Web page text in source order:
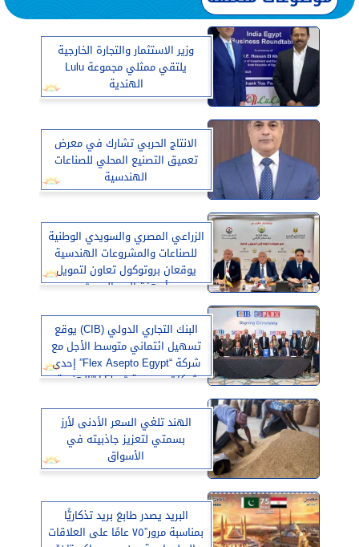
وزير الاستثمار والتجارة الخارجية
يلتقي ممثلي مجموعة Lulu
الهندية
الانتاج الحربي تشارك في معرض
تعميق التصنيع المحلي للصناعات
الهندسية
الزراعي المصري والسويدي الوطنية
للصناعات والمشروعات الهندسية
يوقعان بروتوكول تعاون لتمويل
أجهزة الري الحديث
البنك التجاري الدولي (CIB) يوقع
تسهيل ائتماني متوسط الأجل مع
شركة “Flex Asepto Egypt” إحدى
شركات مجموعة “U Flex”الهندية.
الهند تلغي السعر الأدنى لأرز
بسمتي لتعزيز جاذبيته في
الأسواق
البريد يصدر طابعَ بريد تذكاريًّا
بمناسبة مرور”٧٥ عامًا على العلاقات